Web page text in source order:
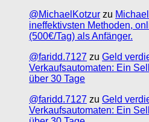
@MichaelKotzur zu
ineffektivsten Methoden,
(500€/Tag) als Anfänger.
@faridd.7127 zu Geld
Verkaufsautomaten: Ein
über 30 Tage
@faridd.7127 zu Geld
Verkaufsautomaten: Ein